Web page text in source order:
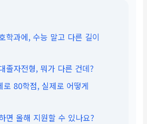
학과에, 수능 말고 다른 길이
졸자전형, 뭐가 다른 건데?
로 80학점, 실제로 어떻게
면 올해 지원할 수 있나요?